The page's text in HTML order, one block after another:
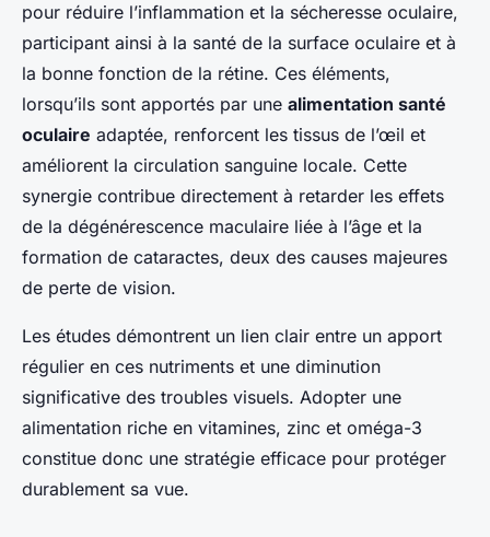
pour réduire l’inflammation et la sécheresse oculaire,
participant ainsi à la santé de la surface oculaire et à
la bonne fonction de la rétine. Ces éléments,
lorsqu’ils sont apportés par une alimentation santé
oculaire adaptée, renforcent les tissus de l’œil et
améliorent la circulation sanguine locale. Cette
synergie contribue directement à retarder les effets
de la dégénérescence maculaire liée à l’âge et la
formation de cataractes, deux des causes majeures
de perte de vision.
Les études démontrent un lien clair entre un apport
régulier en ces nutriments et une diminution
significative des troubles visuels. Adopter une
alimentation riche en vitamines, zinc et oméga-3
constitue donc une stratégie efficace pour protéger
durablement sa vue.